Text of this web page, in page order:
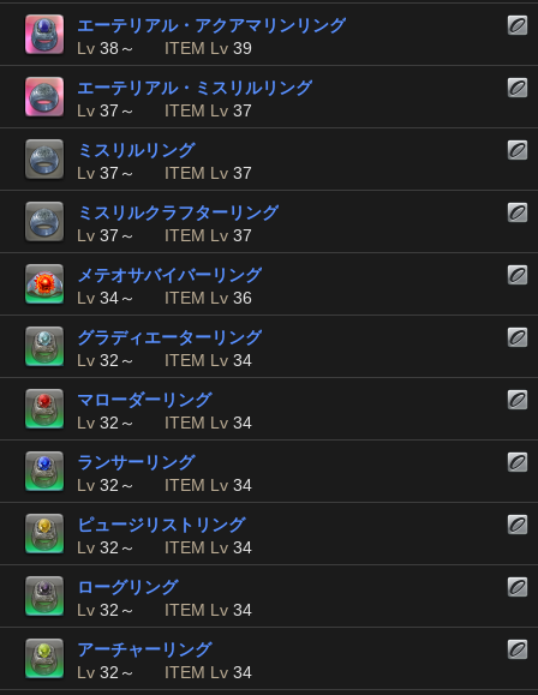
エーテリアル・アクアマリンリング
Lv 38～ ITEM Lv 39
エーテリアル・ミスリルリング
Lv 37～ ITEM Lv 37
ミスリルリング
Lv 37～ ITEM Lv 37
ミスリルクラフターリング
Lv 37～ ITEM Lv 37
メテオサバイバーリング
Lv 34～ ITEM Lv 36
グラディエーターリング
Lv 32～ ITEM Lv 34
マローダーリング
Lv 32～ ITEM Lv 34
ランサーリング
Lv 32～ ITEM Lv 34
ピュージリストリング
Lv 32～ ITEM Lv 34
ローグリング
Lv 32～ ITEM Lv 34
アーチャーリング
Lv 32～ ITEM Lv 34